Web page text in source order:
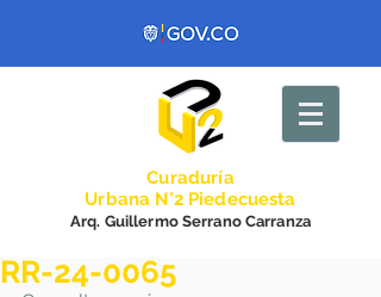
Curaduría
Urbana N°2 Piedecuesta
Arq. Guillermo Serrano Carranza
RR-24-0065